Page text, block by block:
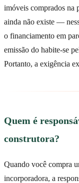
imóveis comprados na
ainda não existe —
o financiamento em
emissão do habite-se
Portanto, a exigência
Quem é
construtora?
Quando você compra
incorporadora, a